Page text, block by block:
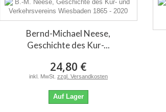
Bernd-Michael Neese,
Geschichte des Kur-...
24,80 €
inkl. MwSt. zzgl. Versandkosten
Auf Lager